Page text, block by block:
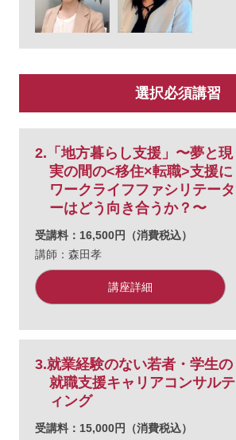
選択必須講習
2.「地方暮らし支援」〜夢と現
実の間の<移住×転職>支援に
ワークライフファシリテータ
ーはどう向き合うか？〜
受講料：16,500円（消費税込）
講師：森田孝
講座詳細
3.就業経験のない若者・学生の
就職支援キャリアコンサルテ
ィング
受講料：15,000円（消費税込）